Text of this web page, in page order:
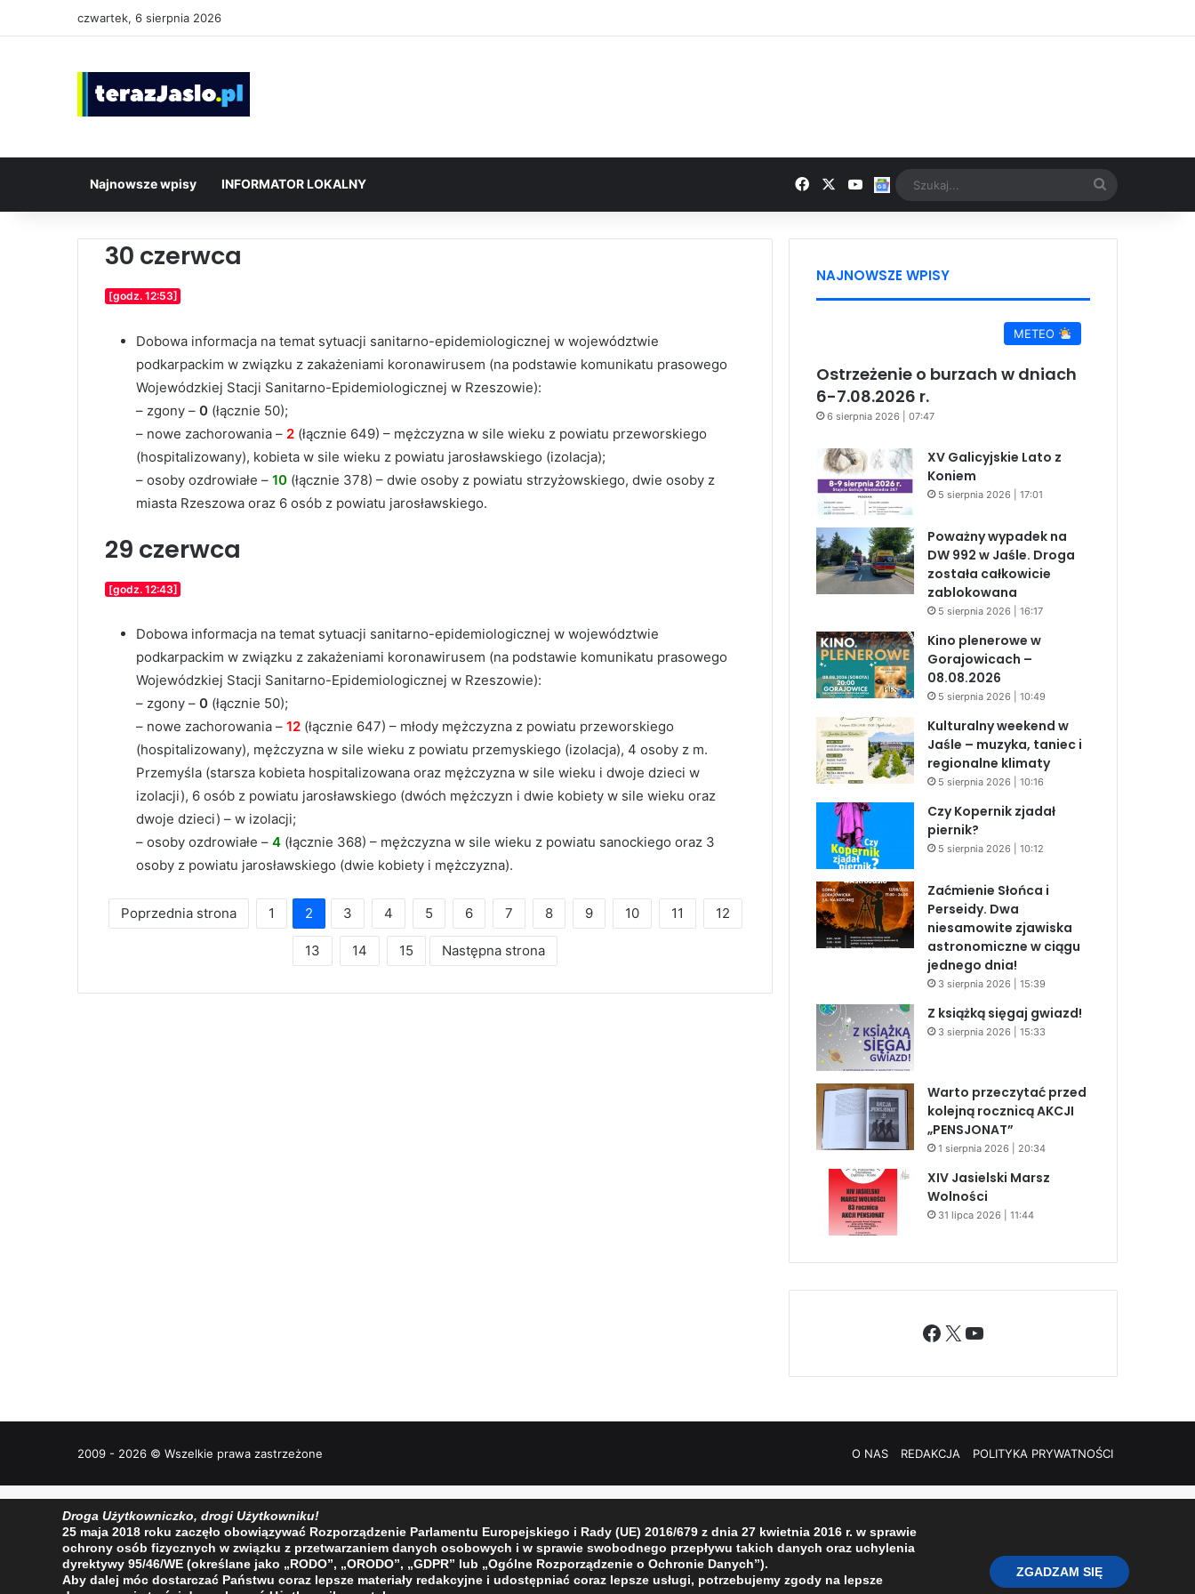
czwartek, 6 sierpnia 2026
Najnowsze wpisy INFORMATOR LOKALNY FacebookYouTubeGoogle News
30 czerwca
[godz. 12:53]
Dobowa informacja na temat sytuacji sanitarno-epidemiologicznej w województwie
podkarpackim w związku z zakażeniami koronawirusem (na podstawie komunikatu prasowego
Wojewódzkiej Stacji Sanitarno-Epidemiologicznej w Rzeszowie):
– zgony – 0 (łącznie 50);
– nowe zachorowania – 2 (łącznie 649) – mężczyzna w sile wieku z powiatu przeworskiego
(hospitalizowany), kobieta w sile wieku z powiatu jarosławskiego (izolacja);
– osoby ozdrowiałe – 10 (łącznie 378) – dwie osoby z powiatu strzyżowskiego, dwie osoby z
miasta Rzeszowa oraz 6 osób z powiatu jarosławskiego.
29 czerwca
[godz. 12:43]
Dobowa informacja na temat sytuacji sanitarno-epidemiologicznej w województwie
podkarpackim w związku z zakażeniami koronawirusem (na podstawie komunikatu prasowego
Wojewódzkiej Stacji Sanitarno-Epidemiologicznej w Rzeszowie):
– zgony – 0 (łącznie 50);
– nowe zachorowania – 12 (łącznie 647) – młody mężczyzna z powiatu przeworskiego
(hospitalizowany), mężczyzna w sile wieku z powiatu przemyskiego (izolacja), 4 osoby z m.
Przemyśla (starsza kobieta hospitalizowana oraz mężczyzna w sile wieku i dwoje dzieci w
izolacji), 6 osób z powiatu jarosławskiego (dwóch mężczyzn i dwie kobiety w sile wieku oraz
dwoje dzieci) – w izolacji;
– osoby ozdrowiałe – 4 (łącznie 368) – mężczyzna w sile wieku z powiatu sanockiego oraz 3
osoby z powiatu jarosławskiego (dwie kobiety i mężczyzna).
Poprzednia strona 1 2 3 4 5 6 7 8 9 10 11 12
13 14 15 Następna strona
NAJNOWSZE WPISY
METEO
Ostrzeżenie o burzach w dniach
6-7.08.2026 r.
6 sierpnia 2026 | 07:47
XV Galicyjskie Lato z
Koniem
5 sierpnia 2026 | 17:01
Poważny wypadek na
DW 992 w Jaśle. Droga
została całkowicie
zablokowana
5 sierpnia 2026 | 16:17
Kino plenerowe w
Gorajowicach –
08.08.2026
5 sierpnia 2026 | 10:49
Kulturalny weekend w
Jaśle – muzyka, taniec i
regionalne klimaty
5 sierpnia 2026 | 10:16
Czy Kopernik zjadał
piernik?
5 sierpnia 2026 | 10:12
Zaćmienie Słońca i
Perseidy. Dwa
niesamowite zjawiska
astronomiczne w ciągu
jednego dnia!
3 sierpnia 2026 | 15:39
Z książką sięgaj gwiazd!
3 sierpnia 2026 | 15:33
Warto przeczytać przed
kolejną rocznicą AKCJI
„PENSJONAT”
1 sierpnia 2026 | 20:34
XIV Jasielski Marsz
Wolności
31 lipca 2026 | 11:44
Facebook
X YouTube
2009 - 2026 © Wszelkie prawa zastrzeżone O NAS REDAKCJA POLITYKA PRYWATNOŚCI
Droga Użytkowniczko, drogi Użytkowniku!
25 maja 2018 roku zaczęło obowiązywać Rozporządzenie Parlamentu Europejskiego i Rady (UE) 2016/679 z dnia 27 kwietnia 2016 r. w sprawie
ochrony osób fizycznych w związku z przetwarzaniem danych osobowych i w sprawie swobodnego przepływu takich danych oraz uchylenia
dyrektywy 95/46/WE (określane jako „RODO”, „ORODO”, „GDPR” lub „Ogólne Rozporządzenie o Ochronie Danych”).
Aby dalej móc dostarczać Państwu coraz lepsze materiały redakcyjne i udostępniać coraz lepsze usługi, potrzebujemy zgody na lepsze
ZGADZAM SIĘ